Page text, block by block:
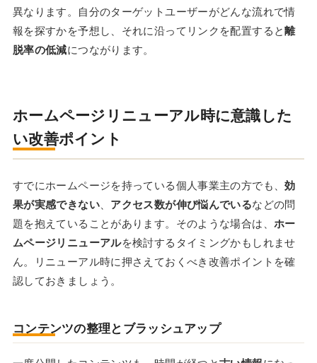
異なります。自分のターゲットユーザーがどんな流れで情
報を探すかを予想し、それに沿ってリンクを配置すると離
脱率の低減につながります。
ホームページリニューアル時に意識した
い改善ポイント
すでにホームページを持っている個人事業主の方でも、効
果が実感できない、 アクセス数が伸び悩んでいるなどの問
題を抱えていることがあります。そのような場合は、 ホー
ムページリニューアルを検討するタイミングかもしれませ
ん。リニューアル時に押さえておくべき改善ポイントを確
認しておきましょう。
コンテンツの整理とブラッシュアップ